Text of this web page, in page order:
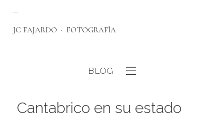
JC FAJARDO FOTOGRAFÍA
BLOG
Cantabrico en su estado